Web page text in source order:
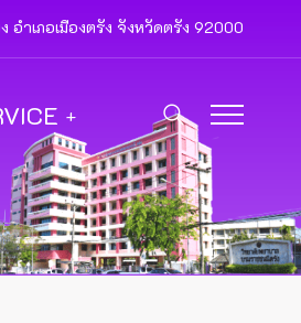
อำเภอเมืองตรัง จังหวัดตรัง 92000